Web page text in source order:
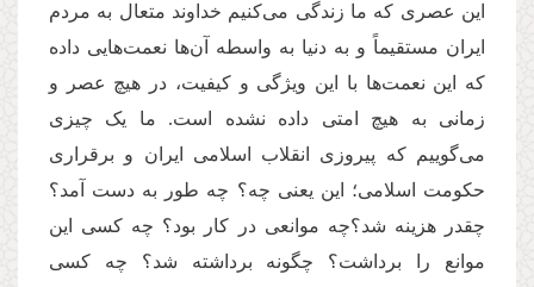
این عصری که ما زندگی می‌کنیم خداوند متعال به مردم
ایران مستقیماً و به دنیا به واسطه آن‌ها نعمت‌هایی داده
که این نعمت‌ها با این ویژگی و کیفیت، در هیچ عصر و
زمانی به هیچ امتی داده نشده است. ما یک چیزی
می‌گوییم که پیروزی انقلاب اسلامی ایران و برقراری
حکومت اسلامی؛ این یعنی چه؟‌ چه طور به دست آمد؟
چقدر هزینه شد؟‌چه موانعی در کار بود؟ چه کسی این
موانع را برداشت؟ چگونه برداشته شد؟ چه کسی